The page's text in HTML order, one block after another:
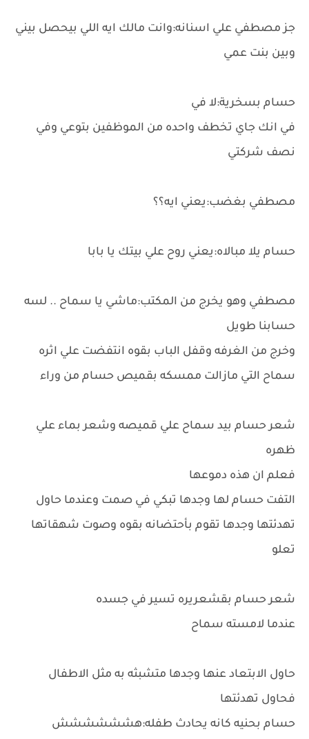
جز مصطفي علي اسنانه:وانت مالك ايه اللي بيحصل بيني
وبين بنت عمي
حسام بسخرية:لا في
في انك جاي تخطف واحده من الموظفين بتوعي وفي
نصف شركتي
مصطفي بغضب:يعني ايه؟؟
حسام يلا مبالاه:يعني روح علي بيتك يا بابا
مصطفي وهو يخرج من المكتب:ماشي يا سماح .. لسه
حسابنا طويل
وخرج من الغرفه وقفل الباب بقوه انتفضت علي اثره
سماح التي مازالت ممسكه بقميص حسام من وراء
شعر حسام بيد سماح علي قميصه وشعر بماء علي
ظهره
فعلم ان هذه دموعها
التفت حسام لها وجدها تبكي في صمت وعندما حاول
تهدئتها وجدها تقوم بأحتضانه بقوه وصوت شهقاتها
تعلو
شعر حسام بقشعريره تسير في جسده
عندما لامسته سماح
حاول الابتعاد عنها وجدها متشبثه به مثل الاطفال
فحاول تهدئتها
حسام بحنيه كانه يحادث طفله:هشششششش